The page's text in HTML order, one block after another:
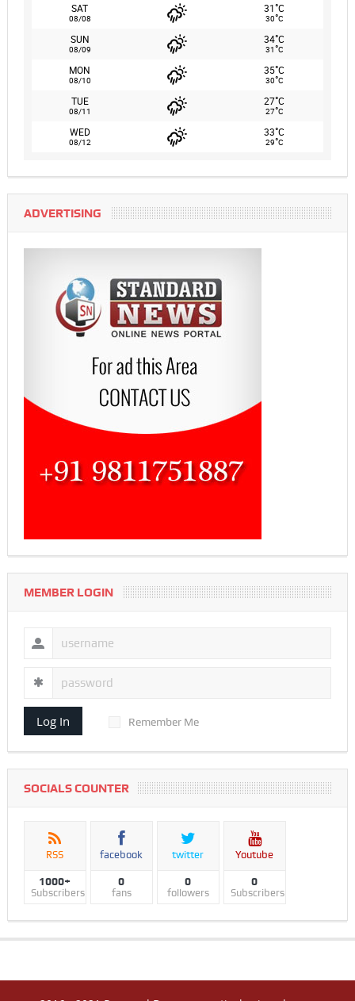
SAT
08/08
31°C
30°C
SUN
08/09
34°C
31°C
MON
08/10
35°C
30°C
TUE
08/11
27°C
27°C
WED
08/12
33°C
29°C
ADVERTISING
MEMBER LOGIN
Log In Remember Me
SOCIALS COUNTER
RSS
1000+
Subscribers
facebook
0
fans
twitter
0
followers
Youtube
0
Subscribers